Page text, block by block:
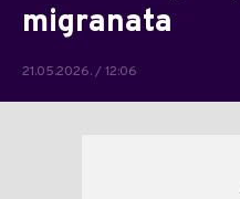
migranata
21.05.2026. / 12:06